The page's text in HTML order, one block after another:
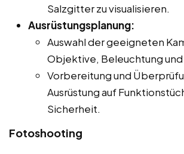
Salzgitter zu visualisieren.
Ausrüstungsplanung:
Auswahl der geeigneten
Objektive, Beleuchtung und
Vorbereitung und
Ausrüstung auf
Sicherheit.
Fotoshooting